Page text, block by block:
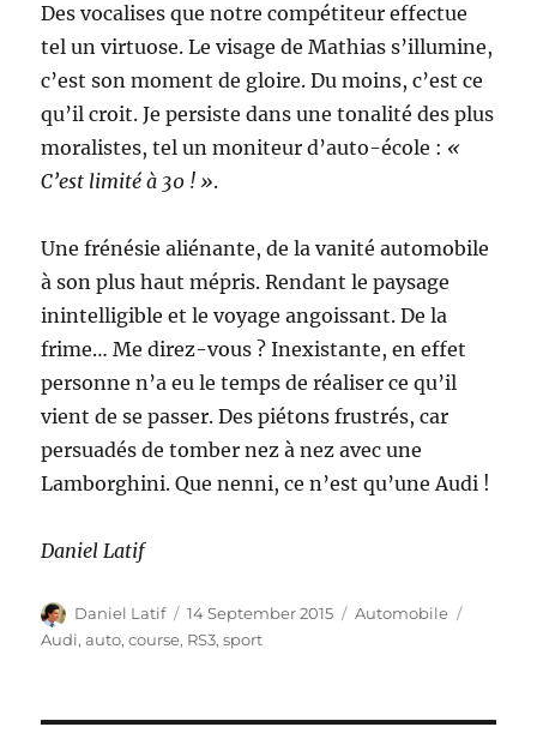
Des vocalises que notre compétiteur effectue
tel un virtuose. Le visage de Mathias s’illumine,
c’est son moment de gloire. Du moins, c’est ce
qu’il croit. Je persiste dans une tonalité des plus
moralistes, tel un moniteur d’auto-école : «
C’est limité à 30 ! ».
Une frénésie aliénante, de la vanité automobile
à son plus haut mépris. Rendant le paysage
inintelligible et le voyage angoissant. De la
frime… Me direz-vous ? Inexistante, en effet
personne n’a eu le temps de réaliser ce qu’il
vient de se passer. Des piétons frustrés, car
persuadés de tomber nez à nez avec une
Lamborghini. Que nenni, ce n’est qu’une Audi !
Daniel Latif
Author
Daniel Latif
Posted
on
14 September 2015 Categories
Automobile
Audi,auto,course, RS3,sport